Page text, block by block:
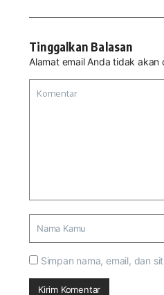
Tinggalkan Balasan
Alamat email Anda tidak akan
Simpan nama, email, dan